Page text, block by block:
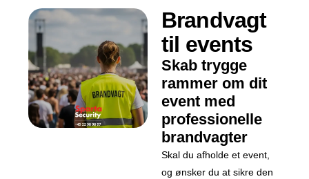
Brandvagt
til events
Skab trygge
rammer om dit
event med
professionelle
brandvagter
Skal du afholde et event,
og ønsker du at sikre den